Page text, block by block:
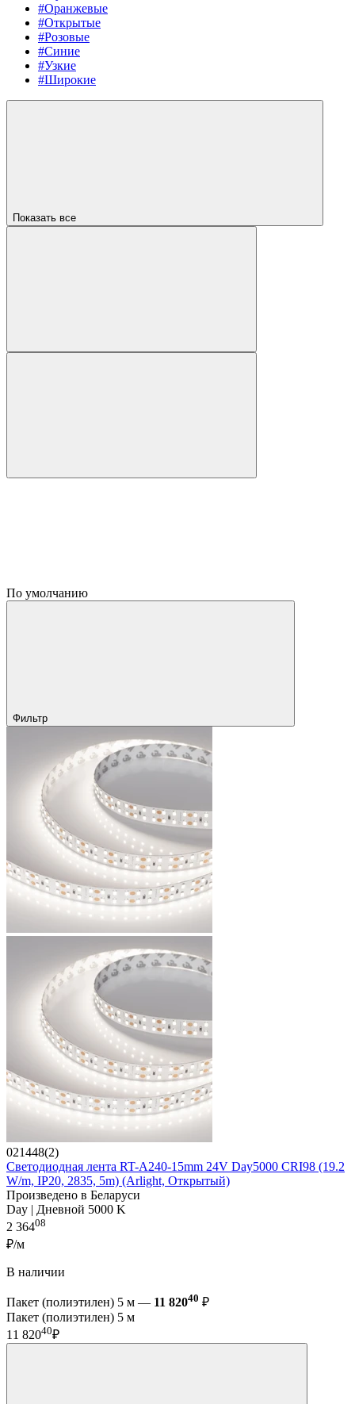
#Оранжевые
#Открытые
#Розовые
#Синие
#Узкие
#Широкие
Показать все
По умолчанию
Фильтр
021448(2)
Светодиодная лента RT-A240-15mm 24V Day5000 CRI98 (19.2
W/m, IP20, 2835, 5m) (Arlight, Открытый)
Произведено в Беларуси
Day | Дневной 5000 K
2 36408
₽/м
В наличии
Пакет (полиэтилен) 5 м — 11 82040 ₽
Пакет (полиэтилен) 5 м
11 82040₽